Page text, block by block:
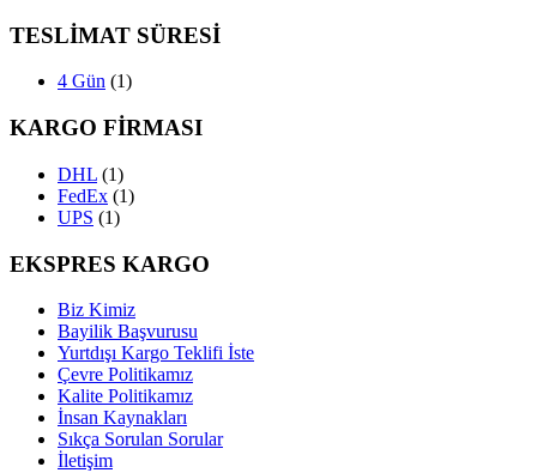
TESLİMAT SÜRESİ
4 Gün (1)
KARGO FİRMASI
DHL (1)
FedEx (1)
UPS (1)
EKSPRES KARGO
Biz Kimiz
Bayilik Başvurusu
Yurtdışı Kargo Teklifi İste
Çevre Politikamız
Kalite Politikamız
İnsan Kaynakları
Sıkça Sorulan Sorular
İletişim